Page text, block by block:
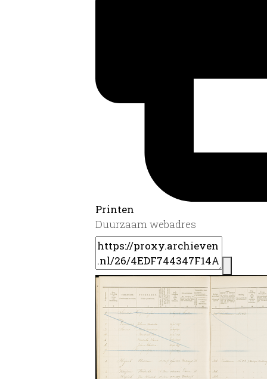
Printen
Duurzaam webadres